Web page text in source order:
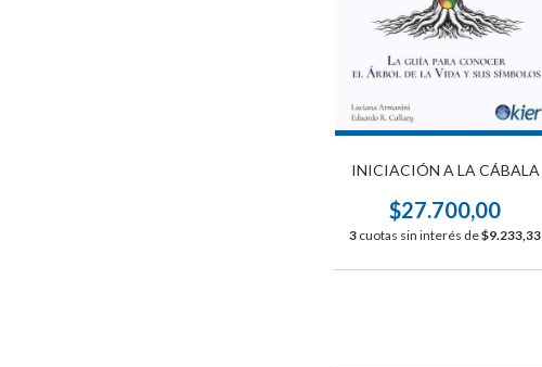
INICIACIÓN A LA CÁBALA
$27.700,00
3 cuotas sin interés de$9.233,33